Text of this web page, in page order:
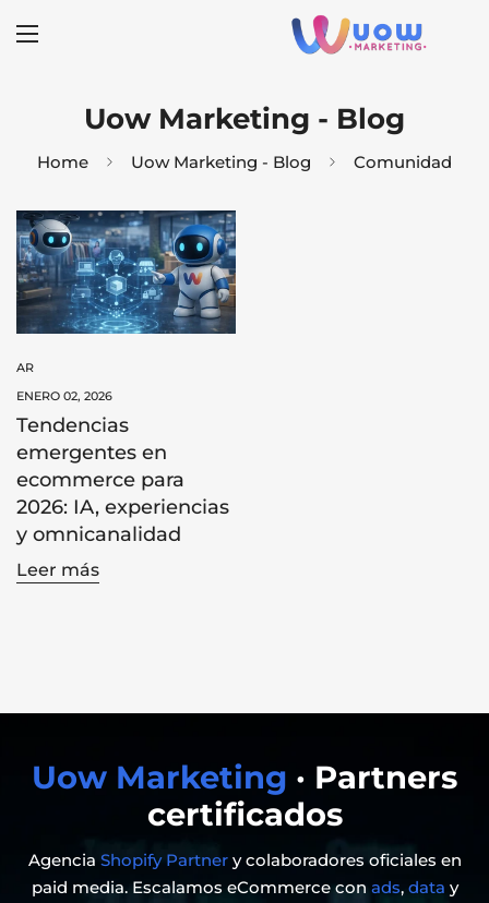
Uow Marketing - Blog
Home Uow Marketing - Blog Comunidad
AR
ENERO 02, 2026
Tendencias
emergentes en
ecommerce para
2026: IA, experiencias
y omnicanalidad
Leer más
Uow Marketing · Partners
certificados
Agencia Shopify Partnery colaboradores oficiales en
paid media. Escalamos eCommerce con ads, data y